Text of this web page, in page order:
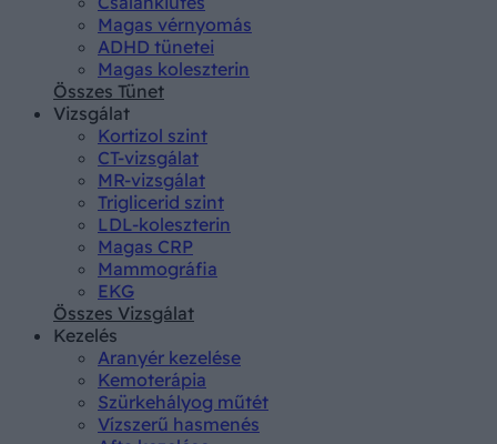
Magas vérnyomás
ADHD tünetei
Magas koleszterin
Összes Tünet
Vizsgálat
Kortizol szint
CT-vizsgálat
MR-vizsgálat
Triglicerid szint
LDL-koleszterin
Magas CRP
Mammográfia
EKG
Összes Vizsgálat
Kezelés
Aranyér kezelése
Kemoterápia
Szürkehályog műtét
Vízszerű hasmenés